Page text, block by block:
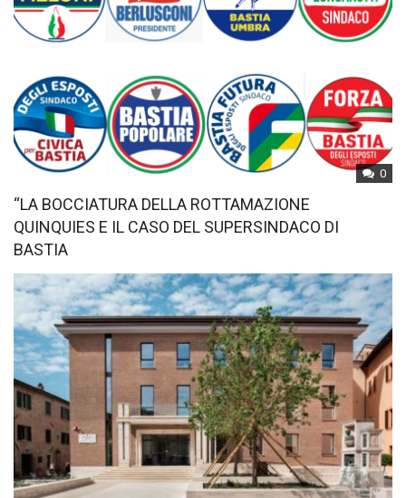
0
“LA BOCCIATURA DELLA ROTTAMAZIONE
QUINQUIES E IL CASO DEL SUPERSINDACO DI
BASTIA